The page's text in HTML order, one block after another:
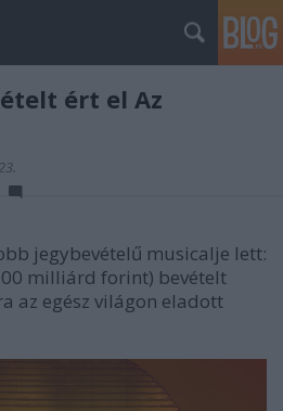
ért el Az
jegybevételű musicalje lett:
milliárd forint) bevételt
az egész világon eladott